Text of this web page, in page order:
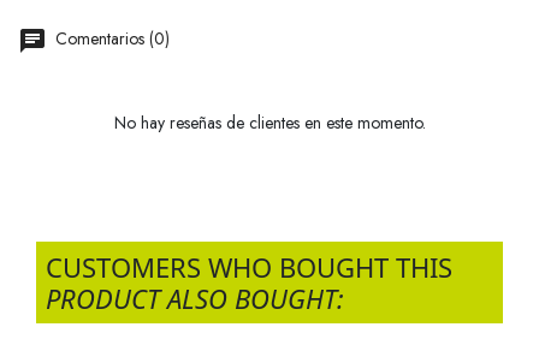
Comentarios (0)
No hay reseñas de clientes en este momento.
CUSTOMERS WHO BOUGHT THIS
PRODUCT ALSO BOUGHT: